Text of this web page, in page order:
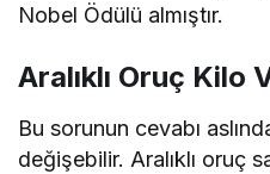
Nobel Ödülü almıştır.
Aralıklı Oruç Kilo
Bu sorunun cevabı
değişebilir. Aralıklı oruç